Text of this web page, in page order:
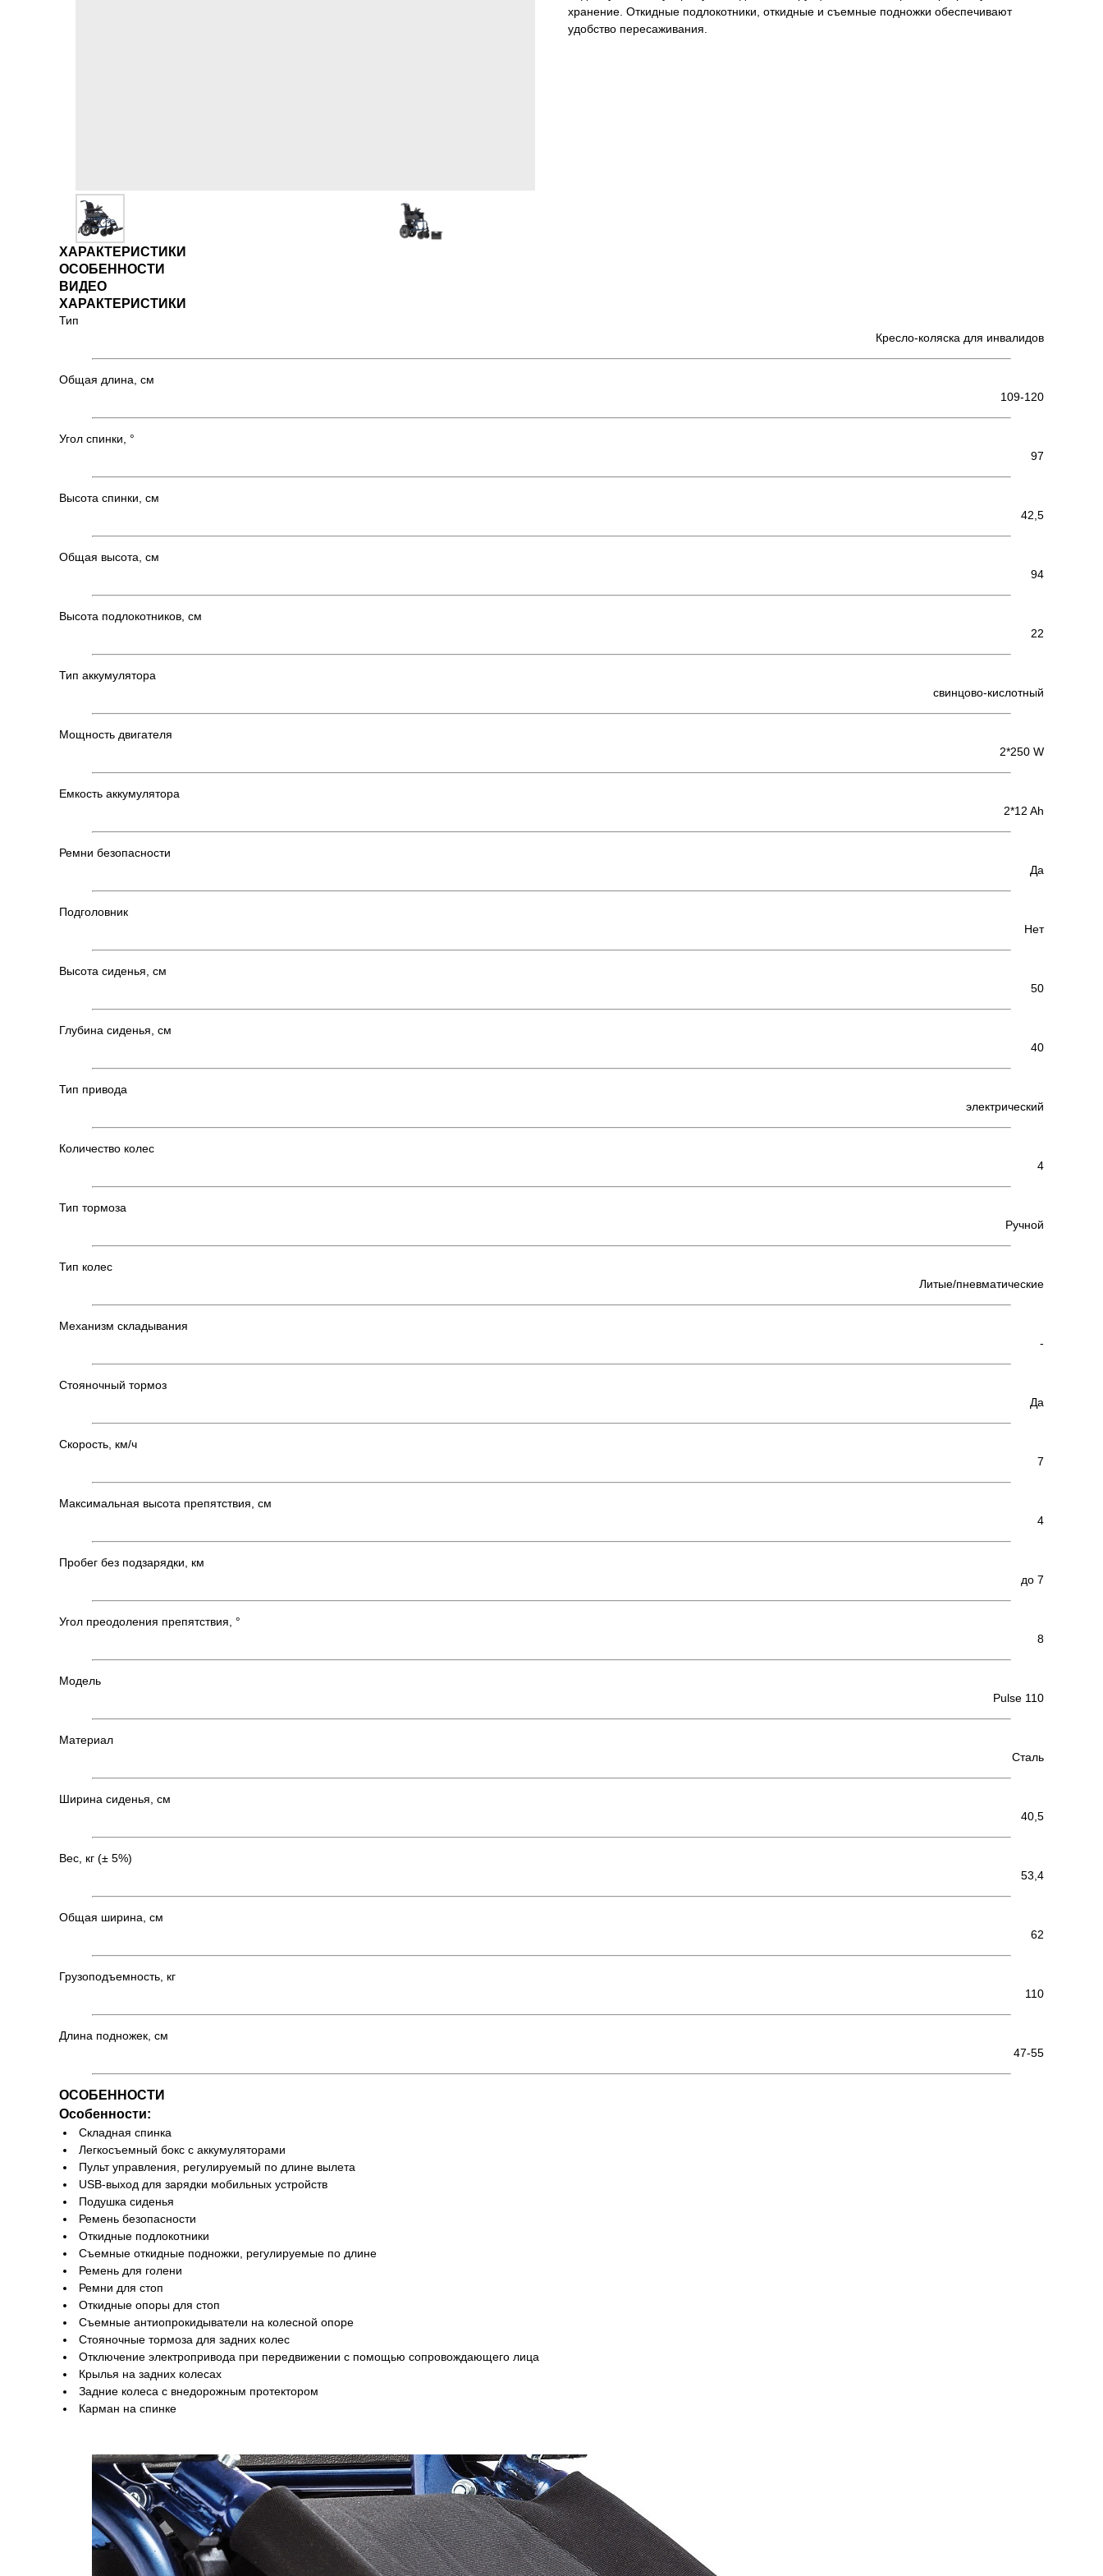
хранение. Откидные подлокотники, откидные и съемные подножки обеспечивают
удобство пересаживания.
ХАРАКТЕРИСТИКИ
ОСОБЕННОСТИ
ВИДЕО
ХАРАКТЕРИСТИКИ
Тип
Кресло-коляска для инвалидов
Общая длина, см
109-120
Угол спинки, °
97
Высота спинки, см
42,5
Общая высота, см
94
Высота подлокотников, см
22
Тип аккумулятора
свинцово-кислотный
Мощность двигателя
2*250 W
Емкость аккумулятора
2*12 Ah
Ремни безопасности
Да
Подголовник
Нет
Высота сиденья, см
50
Глубина сиденья, см
40
Тип привода
электрический
Количество колес
4
Тип тормоза
Ручной
Тип колес
Литые/пневматические
Механизм складывания
-
Стояночный тормоз
Да
Скорость, км/ч
7
Максимальная высота препятствия, см
4
Пробег без подзарядки, км
до 7
Угол преодоления препятствия, °
8
Модель
Pulse 110
Материал
Сталь
Ширина сиденья, см
40,5
Вес, кг (± 5%)
53,4
Общая ширина, см
62
Грузоподъемность, кг
110
Длина подножек, см
47-55
ОСОБЕННОСТИ
Особенности:
Складная спинка
Легкосъемный бокс с аккумуляторами
Пульт управления, регулируемый по длине вылета
USB-выход для зарядки мобильных устройств
Подушка сиденья
Ремень безопасности
Откидные подлокотники
Съемные откидные подножки, регулируемые по длине
Ремень для голени
Ремни для стоп
Откидные опоры для стоп
Съемные антиопрокидыватели на колесной опоре
Стояночные тормоза для задних колес
Отключение электропривода при передвижении с помощью сопровождающего лица
Крылья на задних колесах
Задние колеса с внедорожным протектором
Карман на спинке